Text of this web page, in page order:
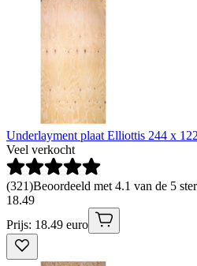
Underlayment plaat Elliottis 244 x
Veel verkocht
(321)Beoordeeld met 4.1 van de 5
18.49
Prijs: 18.49 euro